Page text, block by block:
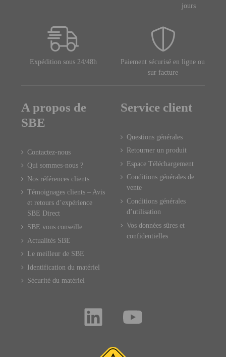
jours
Expédition sous 24/48h
Paiement sécurisé en ligne ou
sur facture
A propos de
SBE
Contactez-nous
Qui sommes-nous ?
Nos références clients
Témoignages clients – Avis
et retours d’expérience
SBE Direct
SBE vous conseille
Actualités SBE
Le meilleur de SBE
Identification du matériel
Sécurité du matériel
Service client
Questions générales
Retourner un produit
Espace Téléchargement
Conditions générales de
vente
Conditions générales
d’utilisation
Vos données sûres et
confidentielles